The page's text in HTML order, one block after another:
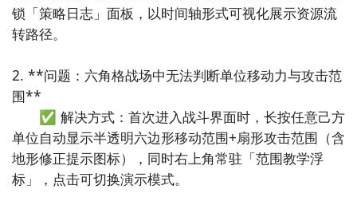
立即下载
英雄战纪：无敌什么时候公测？公测
三大方法，下边就让九游独家来为您揭秘吧！
方法一： 关注九游英雄战纪：无敌大事件
步骤1：百度搜索“九游英雄战纪：无敌
锁「策略日志」面板，以时间轴形式可视化展示资源流
转路径。
2. **问题：六角格战场中无法判断单位移动力与攻击范
围**
✅ 解决方式：首次进入战斗界面时，长按任意己方
单位自动显示半透明六边形移动范围+扇形攻击范围（含
地形修正提示图标），同时右上角常驻「范围教学浮
标」，点击可切换演示模式。